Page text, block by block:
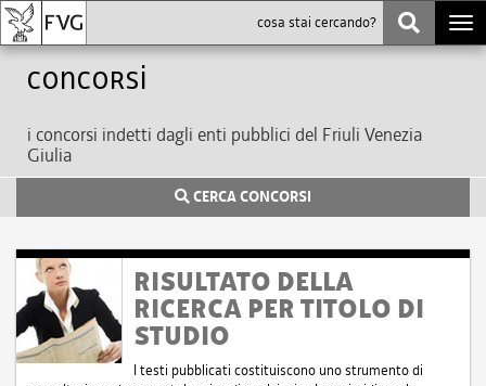
Concorsi
i concorsi indetti dagli enti pubblici del Friuli Venezia
Giulia
CERCA CONCORSI
RISULTATO DELLA
RICERCA PER TITOLO DI
STUDIO
I testi pubblicati costituiscono uno strumento di